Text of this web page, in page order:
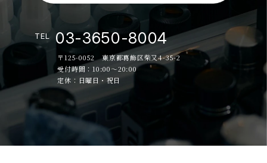
TEL 03-3650-8004
〒125-0052 東京都葛飾区柴又4-35-2
受付時間：10:00～20:00
定休：日曜日・祝日